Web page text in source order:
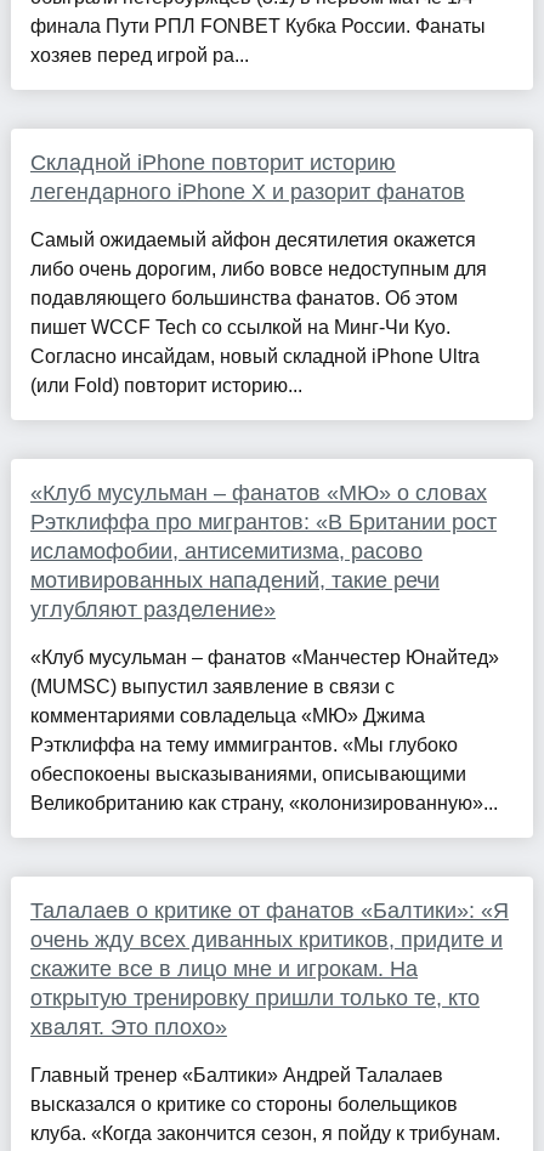
финала Пути РПЛ FONBET Кубка России. Фанаты
хозяев перед игрой ра...
Складной iPhone повторит историю
легендарного iPhone X и разорит фанатов
Самый ожидаемый айфон десятилетия окажется
либо очень дорогим, либо вовсе недоступным для
подавляющего большинства фанатов. Об этом
пишет WCCF Tech со ссылкой на Минг-Чи Куо.
Согласно инсайдам, новый складной iPhone Ultra
(или Fold) повторит историю...
«Клуб мусульман – фанатов «МЮ» о словах
Рэтклиффа про мигрантов: «В Британии рост
исламофобии, антисемитизма, расово
мотивированных нападений, такие речи
углубляют разделение»
«Клуб мусульман – фанатов «Манчестер Юнайтед»
(MUMSC) выпустил заявление в связи с
комментариями совладельца «МЮ» Джима
Рэтклиффа на тему иммигрантов. «Мы глубоко
обеспокоены высказываниями, описывающими
Великобританию как страну, «колонизированную»...
Талалаев о критике от фанатов «Балтики»: «Я
очень жду всех диванных критиков, придите и
скажите все в лицо мне и игрокам. На
открытую тренировку пришли только те, кто
хвалят. Это плохо»
Главный тренер «Балтики» Андрей Талалаев
высказался о критике со стороны болельщиков
клуба. «Когда закончится сезон, я пойду к трибунам.